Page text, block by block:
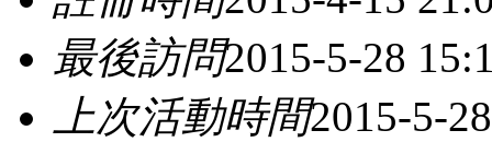
最後訪問2015-5-28
上次活動時間2015-5-